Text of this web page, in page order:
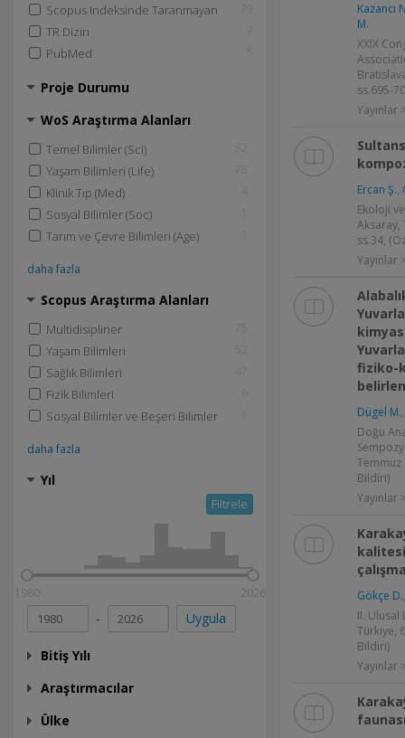
Scopus Indeksinde Taranmayan
TR Dizin
PubMed
Proje Durumu
WoS Araştırma Alanları
Temel Bilimler (Sci)
Yaşam Bilimleri (Life)
Klinik Tıp (Med)
Sosyal Bilimler (Soc)
Tarım ve Çevre Bilimleri (Age)
daha fazla
Scopus Araştırma Alanları
Multidisipliner
Yaşam Bilimleri
Sağlık Bilimleri
Fizik Bilimleri
Sosyal Bilimler ve Beşeri Bilimler
daha fazla
Yıl
Filtrele
1980 2026
- Uygula
Bitiş Yılı
Araştırmacılar
Ülke
Kazancı
M.
XXIX
ss.695-
Yayınlar
Ercan Ş.,
Ekoloji
Aksaray,
ss.34,
Yayınlar
fiziko-
Dügel M.
Doğu
Temmuz
Bildiri)
Yayınlar
Gökçe D.
II. Ulusal
Türkiye,
Bildiri)
Yayınlar